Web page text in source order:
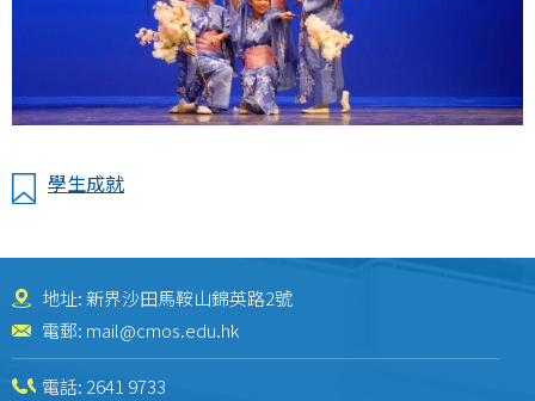
學生成就
地址: 新界沙田馬鞍山錦英路2號
電郵: mail@cmos.edu.hk
電話: 2641 9733